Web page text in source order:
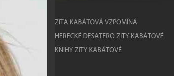
ZITA KABÁTOVÁ VZPOMÍNÁ
HERECKÉ DESATERO ZITY KABÁTOVÉ
KNIHY ZITY KABÁTOVÉ